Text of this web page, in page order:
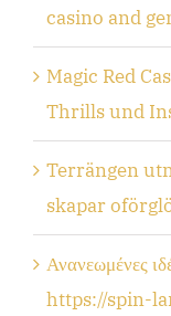
casino and
Magic Red
Thrills und
Terrängen
skapar
Ανανεωμένες
https://spin-